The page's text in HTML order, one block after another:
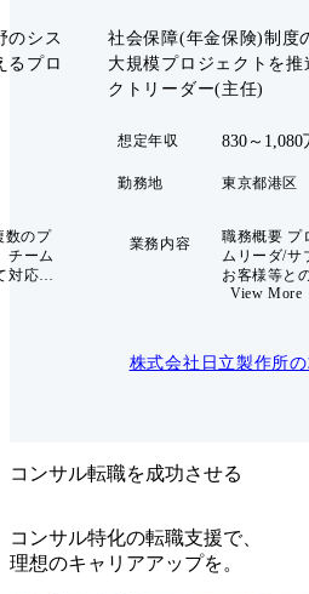
のシス
るプロ
数のプ
チーム
対応い
プロジ
いま
係構築
懸念事
社会保障(年金保険)制度
大規模プロジェクトを推
クトリーダー(主任)
想定年収 830～1,080
勤務地 東京都港区
業務内容
職務概要 プ
ムリーダ/サ
お客様等と
ョンや、チ
は次の通り
務詳細・キ
構築 ・お客
えたシステ
でのシステ
見収集、意
View More
株式会社日立製作所
コンサル転職を成功させる
コンサル特化の転職支援で、
理想のキャリアアップを。